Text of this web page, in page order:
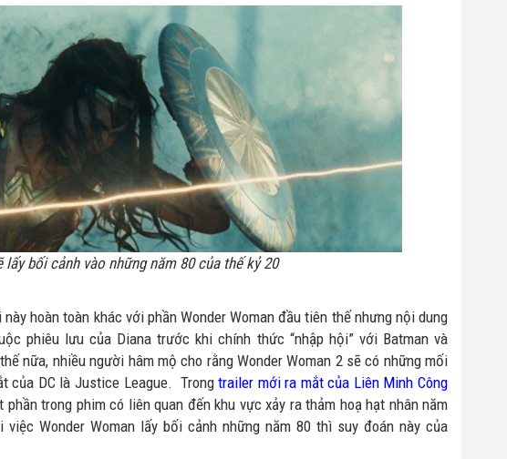
lấy bối cảnh vào những năm 80 của thế kỷ 20
hoàn toàn khác với phần Wonder Woman đầu tiên thế nhưng nội dung
phiêu lưu của Diana trước khi chính thức “nhập hội” với Batman và
nữa, nhiều người hâm mộ cho rằng Wonder Woman 2 sẽ có những mối
của DC là Justice League. Trongtrailer mới ra mắt của Liên Minh Công
trong phim có liên quan đến khu vực xảy ra thảm hoạ hạt nhân năm
việc Wonder Woman lấy bối cảnh những năm 80 thì suy đoán này của